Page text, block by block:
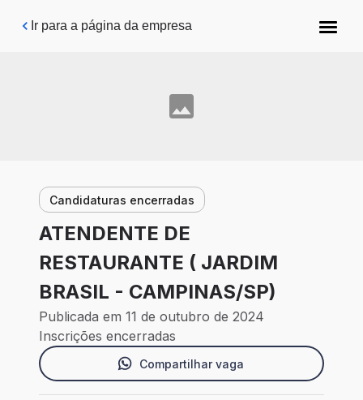
Pular para o conteúdo principal
Ir para a página da empresa
Candidaturas encerradas
ATENDENTE DE
RESTAURANTE ( JARDIM
BRASIL - CAMPINAS/SP)
Publicada em 11 de outubro de 2024
Inscrições encerradas
Compartilhar vaga